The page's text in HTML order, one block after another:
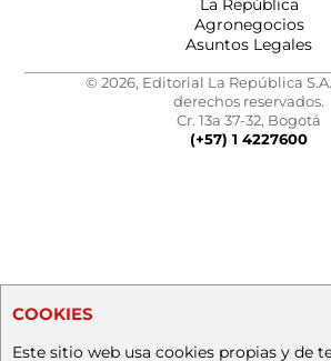
La República
Agronegocios
Asuntos Legales
© 2026, Editorial La República
derechos reservados.
Cr. 13a 37-32, Bogotá
(+57) 1 4227600
COOKIES
Este sitio web usa cookies propias y de